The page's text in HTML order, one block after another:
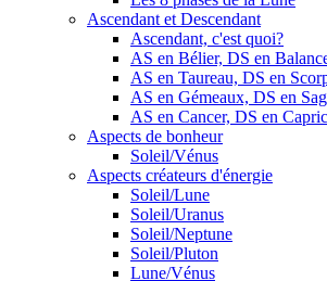
Ascendant et Descendant
Ascendant, c'est quoi?
AS en Bélier, DS en
AS en Taureau, DS en
AS en Gémeaux, DS en
AS en Cancer, DS en
Aspects de bonheur
Soleil/Vénus
Aspects créateurs d'énergie
Soleil/Lune
Soleil/Uranus
Soleil/Neptune
Soleil/Pluton
Lune/Vénus